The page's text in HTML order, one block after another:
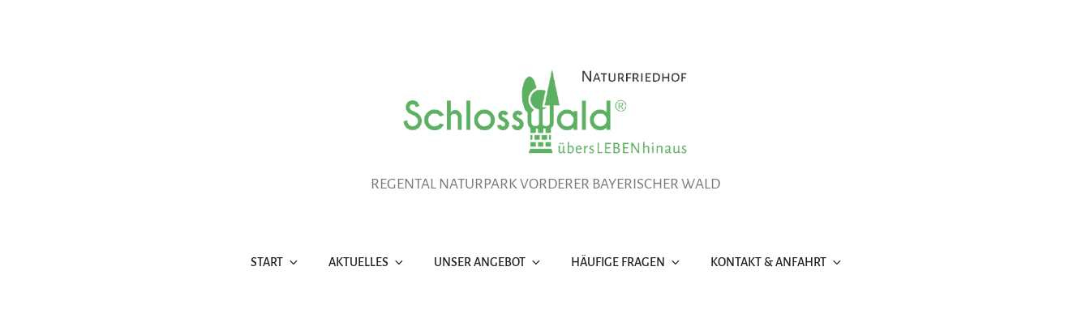
REGENTAL NATURPARK VORDERER BAYERISCHER WALD
START AKTUELLES UNSER ANGEBOT HÄUFIGE FRAGEN KONTAKT & ANFAHRT